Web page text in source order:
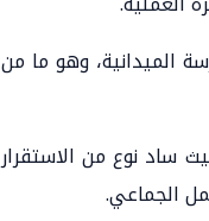
الميدانية، وهو ما من
ساد نوع من الاستقرار
الجماعي.